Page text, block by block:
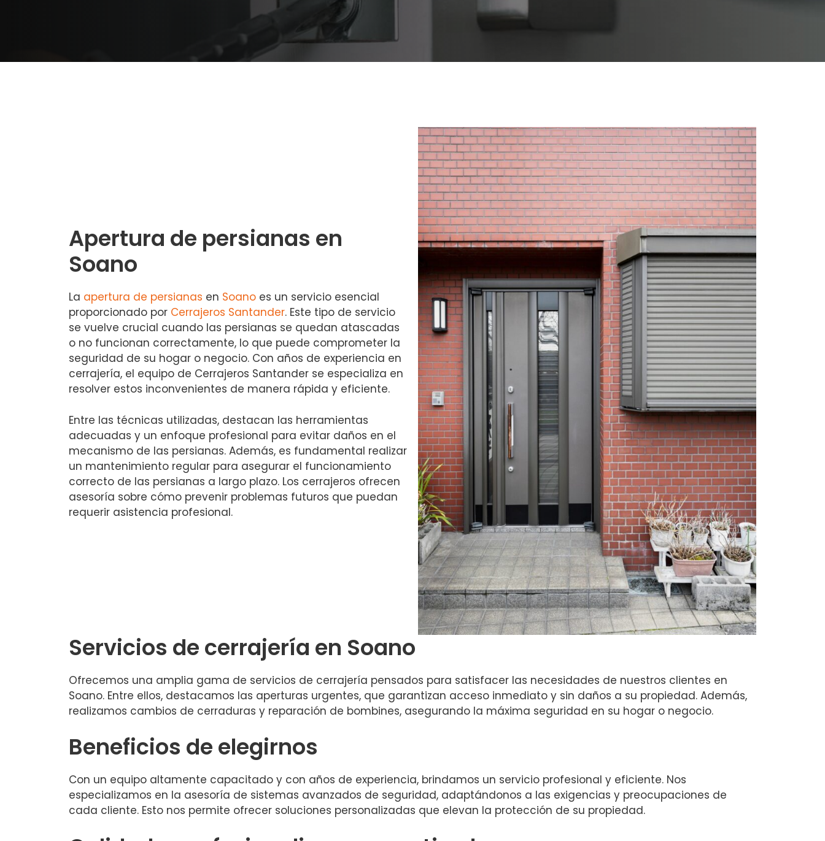
Apertura de persianas en
Soano
La apertura de persianas en Soano es un servicio esencial
proporcionado por Cerrajeros Santander. Este tipo de servicio
se vuelve crucial cuando las persianas se quedan atascadas
o no funcionan correctamente, lo que puede comprometer la
seguridad de su hogar o negocio. Con años de experiencia en
cerrajería, el equipo de Cerrajeros Santander se especializa en
resolver estos inconvenientes de manera rápida y eficiente.
Entre las técnicas utilizadas, destacan las herramientas
adecuadas y un enfoque profesional para evitar daños en el
mecanismo de las persianas. Además, es fundamental realizar
un mantenimiento regular para asegurar el funcionamiento
correcto de las persianas a largo plazo. Los cerrajeros ofrecen
asesoría sobre cómo prevenir problemas futuros que puedan
requerir asistencia profesional.
Servicios de cerrajería en Soano
Ofrecemos una amplia gama de servicios de cerrajería pensados para satisfacer las necesidades de nuestros clientes en
Soano. Entre ellos, destacamos las aperturas urgentes, que garantizan acceso inmediato y sin daños a su propiedad. Además,
realizamos cambios de cerraduras y reparación de bombines, asegurando la máxima seguridad en su hogar o negocio.
Beneficios de elegirnos
Con un equipo altamente capacitado y con años de experiencia, brindamos un servicio profesional y eficiente. Nos
especializamos en la asesoría de sistemas avanzados de seguridad, adaptándonos a las exigencias y preocupaciones de
cada cliente. Esto nos permite ofrecer soluciones personalizadas que elevan la protección de su propiedad.